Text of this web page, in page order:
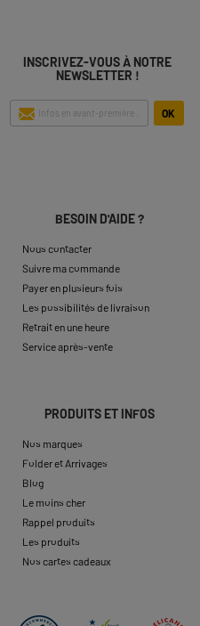
INSCRIVEZ-VOUS À NOTRE
NEWSLETTER !
OK
BESOIN D'AIDE ?
Nous contacter
Suivre ma commande
Payer en plusieurs fois
Les possibilités de livraison
Retrait en une heure
Service après-vente
PRODUITS ET INFOS
Nos marques
Folder et Arrivages
Blog
Le moins cher
Rappel produits
Les produits
Nos cartes cadeaux